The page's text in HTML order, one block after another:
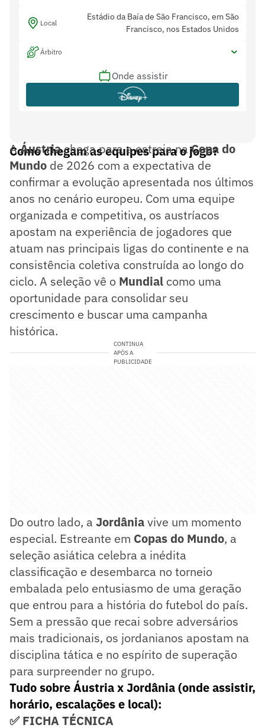
Local
Estádio da Baía de São Francisco, em São
Francisco, nos Estados Unidos
Árbitro
Onde assistir
Como chegam as equipes para o jogo?
AÁustriachega para a estreia naCopa do
Mundo de 2026 com a expectativa de
confirmar a evolução apresentada nos últimos
anos no cenário europeu. Com uma equipe
organizada e competitiva, os austríacos
apostam na experiência de jogadores que
atuam nas principais ligas do continente e na
consistência coletiva construída ao longo do
ciclo. A seleção vê o Mundial como uma
oportunidade para consolidar seu
crescimento e buscar uma campanha
histórica.
CONTINUA
APÓS A
PUBLICIDADE
Do outro lado, a Jordâniavive um momento
especial. Estreante em Copas do Mundo, a
seleção asiática celebra a inédita
classificação e desembarca no torneio
embalada pelo entusiasmo de uma geração
que entrou para a história do futebol do país.
Sem a pressão que recai sobre adversários
mais tradicionais, os jordanianos apostam na
disciplina tática e no espírito de superação
para surpreender no grupo.
Tudo sobre Áustria x Jordânia (onde assistir,
horário, escalações e local):
✅ FICHA TÉCNICA